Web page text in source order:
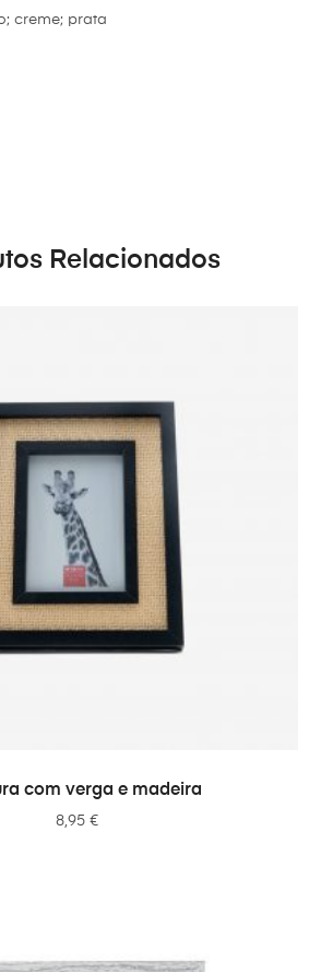
creme; prata
Relacionados
ADICIONAR
com verga e madeira
8,95 €